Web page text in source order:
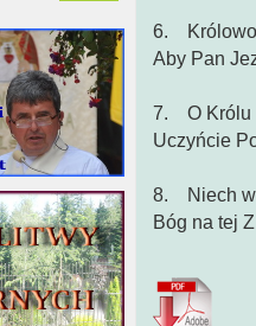
6. Królowo
Aby Pan
7. O Królu
Uczyńcie
8. Niech
Bóg na tej